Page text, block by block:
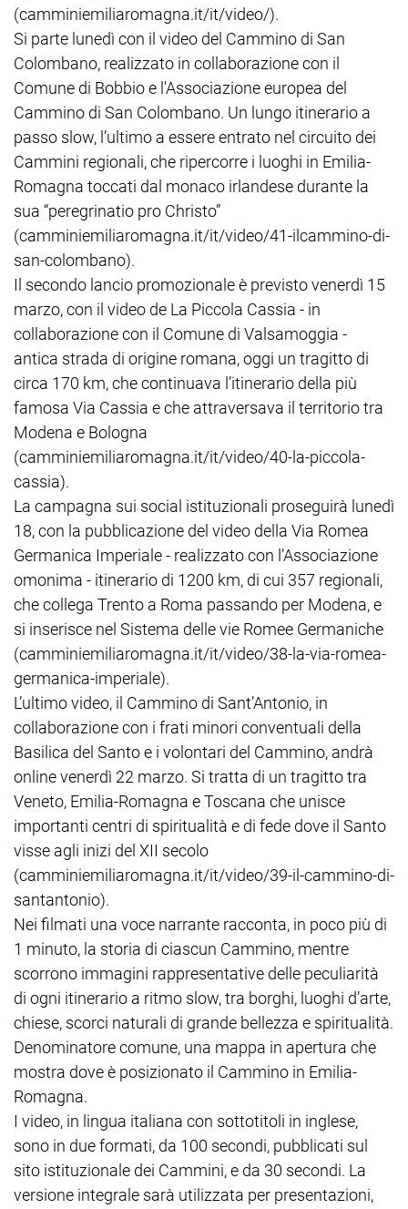
(camminiemiliaromagna.it/it/video/).
Si parte lunedì con il video del Cammino di San
Colombano, realizzato in collaborazione con il
Comune di Bobbio e l'Associazione europea del
Cammino di San Colombano. Un lungo itinerario a
passo slow, l’ultimo a essere entrato nel circuito dei
Cammini regionali, che ripercorre i luoghi in Emilia-
Romagna toccati dal monaco irlandese durante la
sua “peregrinatio pro Christo”
(camminiemiliaromagna.it/it/video/41-ilcammino-di-
san-colombano).
Il secondo lancio promozionale è previsto venerdì 15
marzo, con il video de La Piccola Cassia - in
collaborazione con il Comune di Valsamoggia -
antica strada di origine romana, oggi un tragitto di
circa 170 km, che continuava l’itinerario della più
famosa Via Cassia e che attraversava il territorio tra
Modena e Bologna
(camminiemiliaromagna.it/it/video/40-la-piccola-
cassia).
La campagna sui social istituzionali proseguirà lunedì
18, con la pubblicazione del video della Via Romea
Germanica Imperiale - realizzato con l’Associazione
omonima - itinerario di 1200 km, di cui 357 regionali,
che collega Trento a Roma passando per Modena, e
si inserisce nel Sistema delle vie Romee Germaniche
(camminiemiliaromagna.it/it/video/38-la-via-romea-
germanica-imperiale).
L’ultimo video, il Cammino di Sant’Antonio, in
collaborazione con i frati minori conventuali della
Basilica del Santo e i volontari del Cammino, andrà
online venerdì 22 marzo. Si tratta di un tragitto tra
Veneto, Emilia-Romagna e Toscana che unisce
importanti centri di spiritualità e di fede dove il Santo
visse agli inizi del XII secolo
(camminiemiliaromagna.it/it/video/39-il-cammino-di-
santantonio).
Nei filmati una voce narrante racconta, in poco più di
1 minuto, la storia di ciascun Cammino, mentre
scorrono immagini rappresentative delle peculiarità
di ogni itinerario a ritmo slow, tra borghi, luoghi d’arte,
chiese, scorci naturali di grande bellezza e spiritualità.
Denominatore comune, una mappa in apertura che
mostra dove è posizionato il Cammino in Emilia-
Romagna.
I video, in lingua italiana con sottotitoli in inglese,
sono in due formati, da 100 secondi, pubblicati sul
sito istituzionale dei Cammini, e da 30 secondi. La
versione integrale sarà utilizzata per presentazioni,